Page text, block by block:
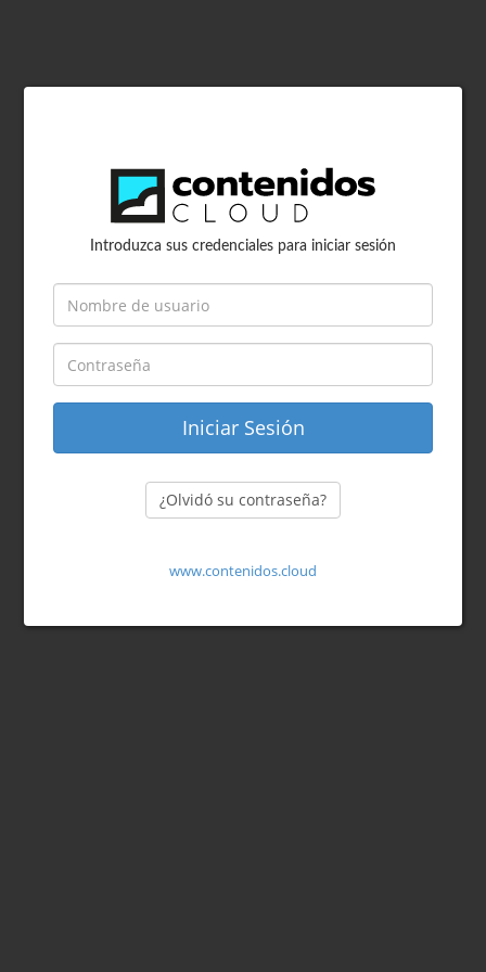
Introduzca sus credenciales para iniciar sesión
Iniciar Sesión
¿Olvidó su contraseña?
www.contenidos.cloud